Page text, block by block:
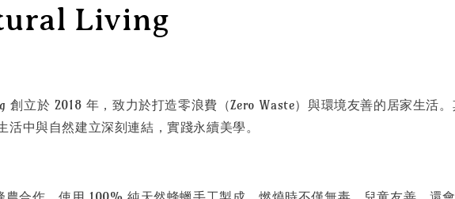
Living
立於 2018 年，致力於打造零浪費（Zero Waste）與環境友善的居家生活
中與自然建立深刻連結，實踐永續美學。